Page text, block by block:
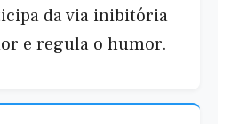
da via inibitória
e regula o humor.